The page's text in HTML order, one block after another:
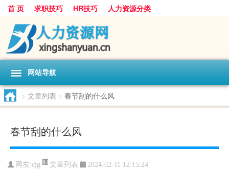
首 页 求职技巧 HR技巧 人力资源分类
网站导航
> 文章列表 > 春节刮的什么风
春节刮的什么风
网友:cjg 文章列表 2024-02-11 12:15:24